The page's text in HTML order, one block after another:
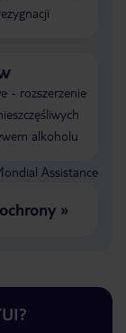
- rozszerzenie
alkoholu
Assistance
»